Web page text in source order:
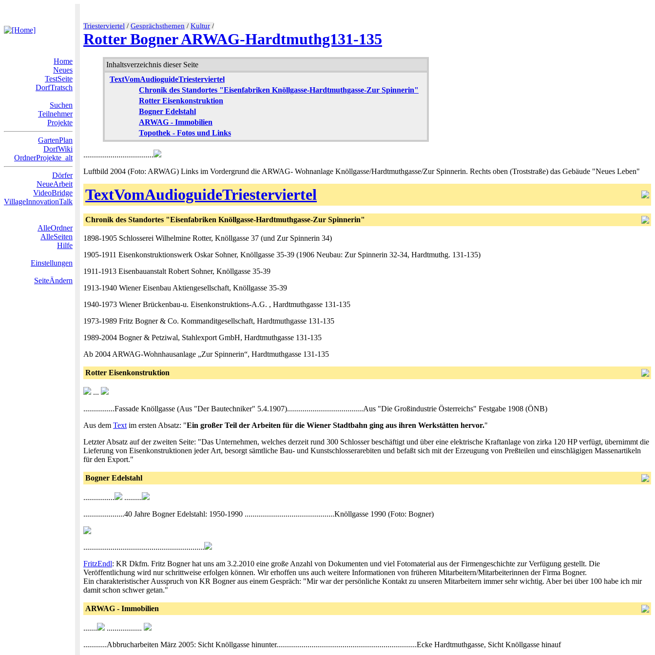
Triesterviertel / Gesprächsthemen / Kultur /
Rotter Bogner ARWAG-Hardtmuthg131-135
Home
Neues
TestSeite
DorfTratsch
Suchen
Teilnehmer
Projekte
GartenPlan
DorfWiki
OrdnerProjekte_alt
Dörfer
NeueArbeit
VideoBridge
VillageInnovationTalk
AlleOrdner
AlleSeiten
Hilfe
Einstellungen
SeiteÄndern
Inhaltsverzeichnis dieser Seite
TextVomAudioguideTriesterviertel
Chronik des Standortes "Eisenfabriken Knöllgasse-Hardtmuthgasse-Zur Spinnerin"
Rotter Eisenkonstruktion
Bogner Edelstahl
ARWAG - Immobilien
Topothek - Fotos und Links
....................................
Luftbild 2004 (Foto: ARWAG) Links im Vordergrund die ARWAG- Wohnanlage Knöllgasse/Hardtmuthgasse/Zur Spinnerin. Rechts oben (Troststraße) das Gebäude "Neues Leben"
TextVomAudioguideTriesterviertel
Chronik des Standortes "Eisenfabriken Knöllgasse-Hardtmuthgasse-Zur Spinnerin"
1898-1905 Schlosserei Wilhelmine Rotter, Knöllgasse 37 (und Zur Spinnerin 34)
1905-1911 Eisenkonstruktionswerk Oskar Sohner, Knöllgasse 35-39 (1906 Neubau: Zur Spinnerin 32-34, Hardtmuthg. 131-135)
1911-1913 Eisenbauanstalt Robert Sohner, Knöllgasse 35-39
1913-1940 Wiener Eisenbau Aktiengesellschaft, Knöllgasse 35-39
1940-1973 Wiener Brückenbau-u. Eisenkonstruktions-A.G. , Hardtmuthgasse 131-135
1973-1989 Fritz Bogner & Co. Kommanditgesellschaft, Hardtmuthgasse 131-135
1989-2004 Bogner & Petziwal, Stahlexport GmbH, Hardtmuthgasse 131-135
Ab 2004 ARWAG-Wohnhausanlage „Zur Spinnerin“, Hardtmuthgasse 131-135
Rotter Eisenkonstruktion
...
................Fassade Knöllgasse (Aus "Der Bautechniker" 5.4.1907).......................................Aus "Die Großindustrie Österreichs" Festgabe 1908 (ÖNB)
Aus dem Text im ersten Absatz: "Ein großer Teil der Arbeiten für die Wiener Stadtbahn ging aus ihren Werkstätten hervor."
Letzter Absatz auf der zweiten Seite: "Das Unternehmen, welches derzeit rund 300 Schlosser beschäftigt und über eine elektrische Kraftanlage von zirka 120 HP verfügt, übernimmt die
Lieferung von Eisenkonstruktionen jeder Art, besorgt sämtliche Bau- und Kunstschlosserarebiten und befaßt sich mit der Erzeugung von Preßteilen und einschlägigen Massenartikeln
für den Export."
Bogner Edelstahl
................
.........
.....................40 Jahre Bogner Edelstahl: 1950-1990 ..............................................Knöllgasse 1990 (Foto: Bogner)
..............................................................
FritzEndl: KR Dkfm. Fritz Bogner hat uns am 3.2.2010 eine große Anzahl von Dokumenten und viel Fotomaterial aus der Firmengeschichte zur Verfügung gestellt. Die
Veröffentlichung wird nur schrittweise erfolgen können. Wir erhoffen uns auch weitere Informationen von früheren Mitarbeitern/Mitarbeiterinnen der Firma Bogner.
Ein charakteristischer Ausspruch von KR Bogner aus einem Gespräch: "Mir war der persönliche Kontakt zu unseren Mitarbeitern immer sehr wichtig. Aber bei über 100 habe ich mir
damit schon schwer getan."
ARWAG - Immobilien
.......
..................
............Abbrucharbeiten März 2005: Sicht Knöllgasse hinunter........................................................................Ecke Hardtmuthgasse, Sicht Knöllgasse hinauf